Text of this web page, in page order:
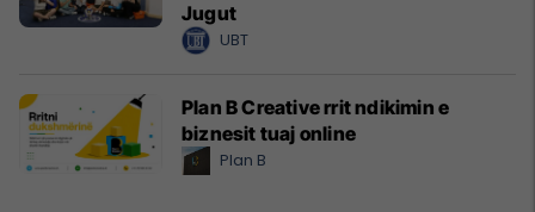
Jugut
UBT
Plan B Creative rrit ndikimin e
biznesit tuaj online
Plan B